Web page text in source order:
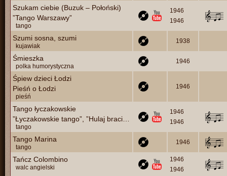
Szukam ciebie (Buzuk – Połoński)
”Tango Warszawy”
tango
1946
1946
Szumi sosna, szumi
kujawiak
1938
Śmieszka
polka humorystyczna
1946
Śpiew dzieci Łodzi
Pieśń o Łodzi
pieśń
1946
Tango łyczakowskie
tango
1946
1946
Tango Marina
tango
1946
Tańcz Colombino
walc angielski
1946
1946